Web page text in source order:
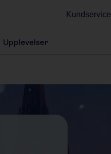
Kundservice
Upplevelser